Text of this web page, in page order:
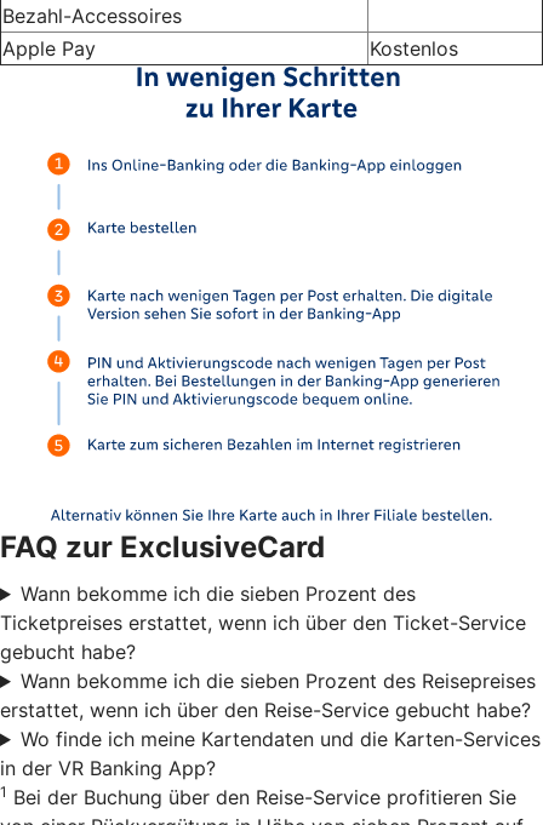
Bezahl-Accessoires
Apple Pay Kostenlos
FAQ zur ExclusiveCard
Wann bekomme ich die sieben Prozent des
Ticketpreises erstattet, wenn ich über den Ticket-Service
gebucht habe?
Wann bekomme ich die sieben Prozent des Reisepreises
erstattet, wenn ich über den Reise-Service gebucht habe?
Wo finde ich meine Kartendaten und die Karten-Services
in der VR Banking App?
1 Bei der Buchung über den Reise-Service profitieren Sie